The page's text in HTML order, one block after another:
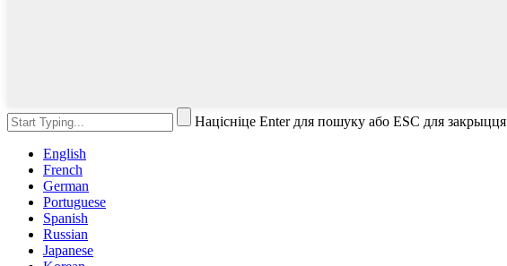
Націсніце Enter для пошуку або ESC для закрыцця
English
French
German
Portuguese
Spanish
Russian
Japanese